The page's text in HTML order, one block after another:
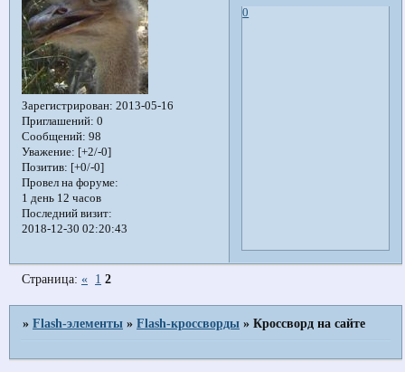
Зарегистрирован: 2013-05-16
Приглашений: 0
Сообщений: 98
Уважение: [+2/-0]
Позитив: [+0/-0]
Провел на форуме:
1 день 12 часов
Последний визит:
2018-12-30 02:20:43
0
Страница:« 1 2
»Flash-элементы »Flash-кроссворды »Кроссворд на сайте